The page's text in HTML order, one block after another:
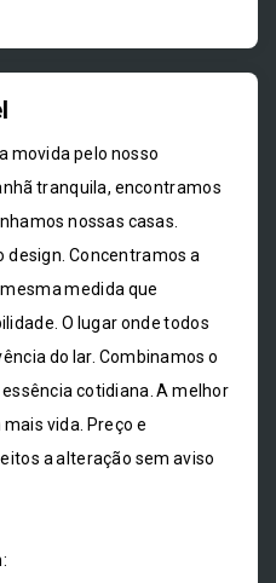
movida pelo nosso
tranquila, encontramos
nossas casas.
design. Concentramos a
medida que
O lugar onde todos
do lar. Combinamos o
cotidiana. A melhor
vida. Preço e
a alteração sem aviso